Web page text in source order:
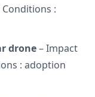
:
drone– Impact
: adoption